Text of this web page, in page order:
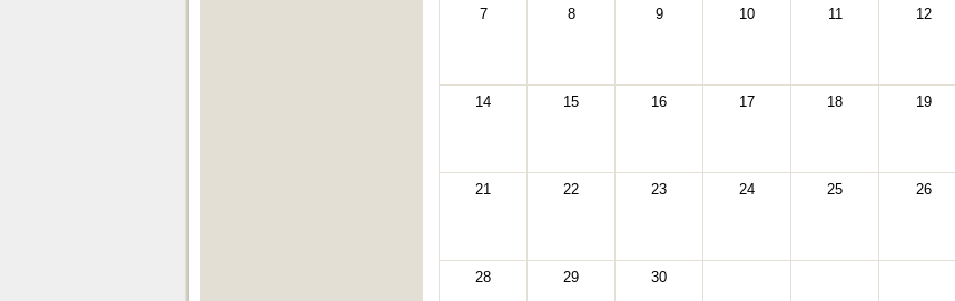
7 8 9 10 11 12
14 15 16 17 18 19
21 22 23 24 25 26
28 29 30